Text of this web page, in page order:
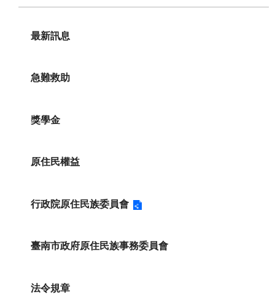
最新訊息
急難救助
獎學金
原住民權益
行政院原住民族委員會
臺南市政府原住民族事務委員會
法令規章